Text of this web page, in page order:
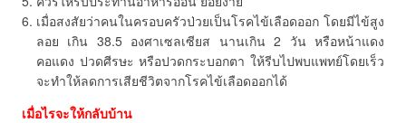
เมื่อสงสัยว่าคนในครอบครัวป่วยเป็นโรคไข้เลือดออก โดยมีไข้สูง
ลอย เกิน 38.5 องศาเซลเซียส นานเกิน 2 วัน หรือหน้าแดง
คอแดง ปวดศีรษะ หรือปวดกระบอกตา ให้รีบไปพบแพทย์โดยเร็ว
จะทำให้ลดการเสียชีวิตจากโรคไข้เลือดออกได้
เมื่อไรจะให้กลับบ้าน